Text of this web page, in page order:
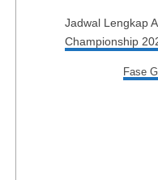
Jadwal Lengkap
Championship
Fase